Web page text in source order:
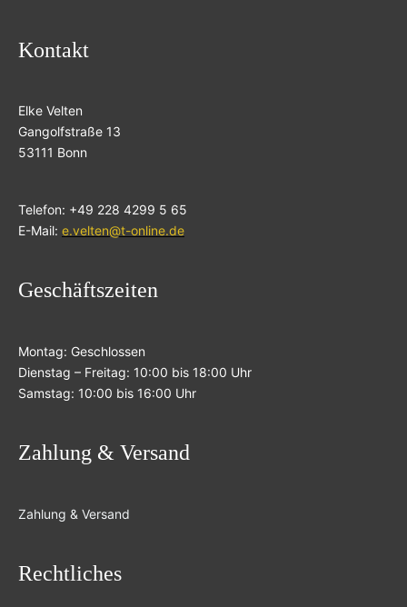
Kontakt
Elke Velten
Gangolfstraße 13
53111 Bonn
Telefon: +49 228 4299 5 65
E-Mail: e.velten@t-online.de
Geschäftszeiten
Montag: Geschlossen
Dienstag – Freitag: 10:00 bis 18:00 Uhr
Samstag: 10:00 bis 16:00 Uhr
Zahlung & Versand
Zahlung & Versand
Rechtliches